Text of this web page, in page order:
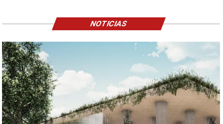
NOTICIAS